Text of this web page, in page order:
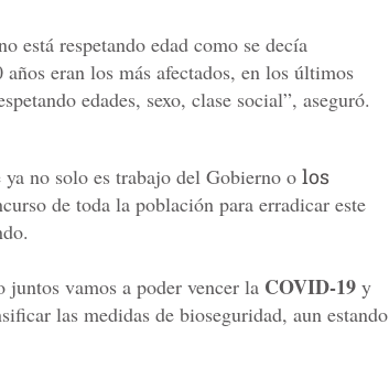
está respetando edad como se decía
eran los más afectados, en los últimos
edades, sexo, clase social”, aseguró.
no solo es trabajo del Gobierno o los
de toda la población para erradicar este
vamos a poder vencer la COVID-19 y
las medidas de bioseguridad, aun estando